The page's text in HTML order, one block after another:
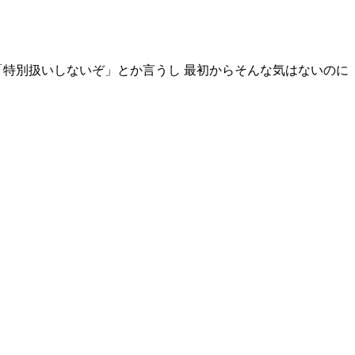
別扱いしないぞ」とか言うし 最初からそんな気はないのに